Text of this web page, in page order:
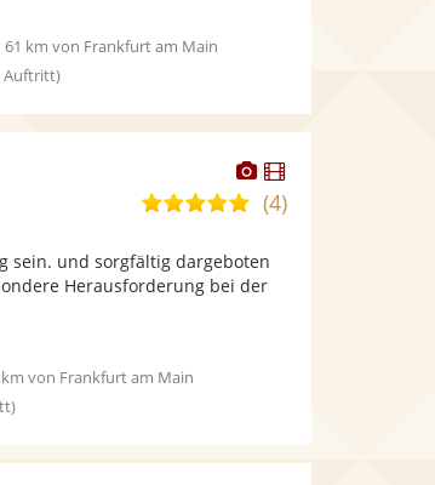
61 km von Frankfurt am Main
Auftritt)
Dieser
Künstler
stellt
bereit.
Dieser
Künstler
5,0
5
Sternen
(4)
sein. und sorgfältig dargeboten
Herausforderung bei der
von Frankfurt am Main